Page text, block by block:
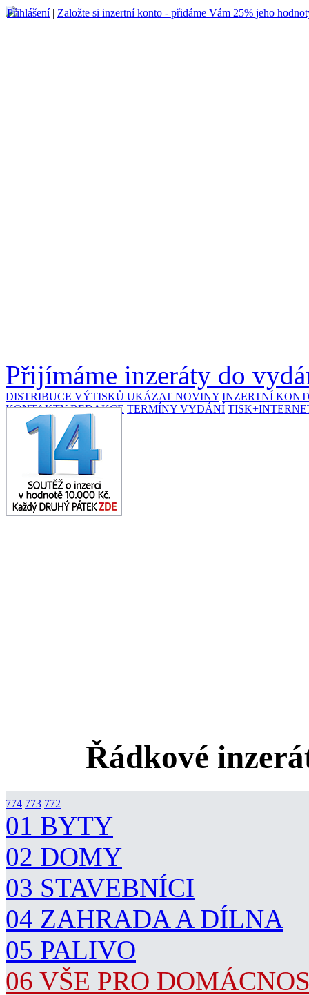
Přihlášení| Založte si inzertní konto - přidáme Vám 25% jeho
Přijímáme inzeráty do
DISTRIBUCE VÝTISKŮ UKÁZAT NOVINY INZERTNÍ
KONTAKTY REDAKCE TERMÍNY VYDÁNÍ
Řádkové
774 773 772
01 BYTY
02 DOMY
03 STAVEBNÍCI
04 ZAHRADA A DÍLNA
05 PALIVO
06 VŠE PRO